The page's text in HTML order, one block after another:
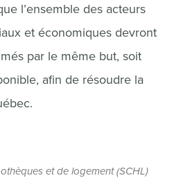
l’ensemble des acteurs
et économiques devront
par le même but, soit
afin de résoudre la
et de logement (SCHL)